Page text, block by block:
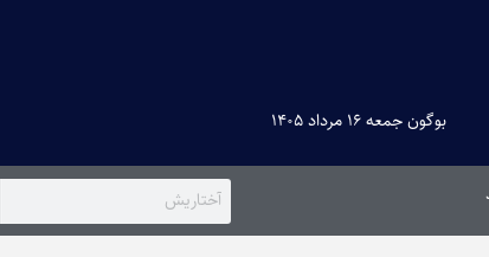
بوگون جمعه ۱۶ مرداد ۱۴۰۵